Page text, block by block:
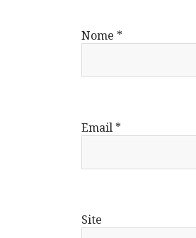
Nome *
Email *
Site